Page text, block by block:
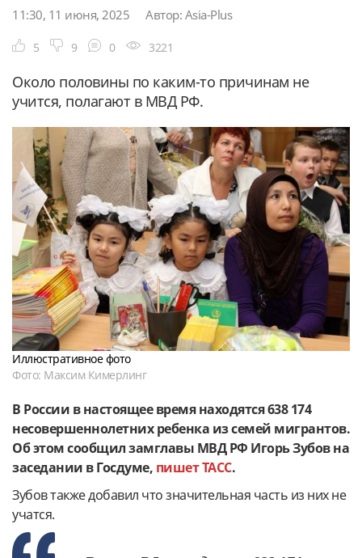
11:30, 11 июня, 2025 Автор: Asia-Plus
5 9 0 3221
Около половины по каким-то причинам не
учится, полагают в МВД РФ.
Иллюстративное фото
Фото: Максим Кимерлинг
В России в настоящее время находятся638 174
несовершеннолетних ребенка из семей мигрантов.
Об этом сообщил замглавы МВД РФ Игорь Зубов на
заседании в Госдуме, пишет ТАСС.
Зубов также добавил что значительная часть из них не
учатся.